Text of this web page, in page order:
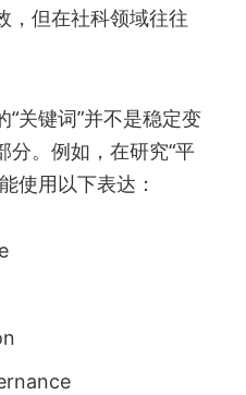
，但在社科领域往往
关键词”并不是稳定变
分。例如，在研究“平
使用以下表达：